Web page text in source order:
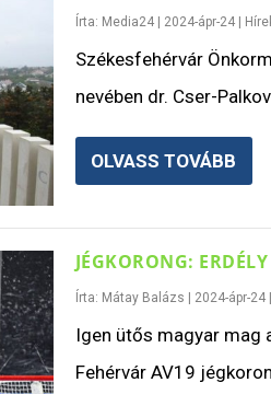
Írta: Media24| 2024-ápr-24|
Székesfehérvár
nevében dr. Cser-
OLVASS TOVÁBB
JÉGKORONG:
Írta: Mátay Balázs | 2024-ápr-24|
Igen ütős magyar mag
Fehérvár AV19